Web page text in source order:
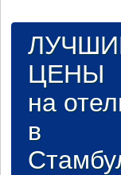
ЦЕНЫ
на
в